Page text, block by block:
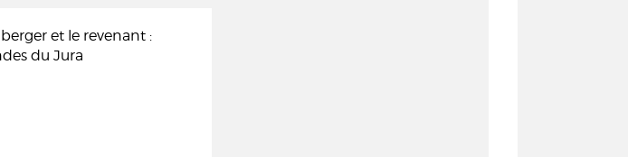
et le revenant :
du Jura